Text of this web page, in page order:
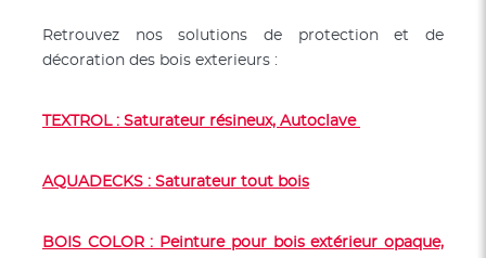
Retrouvez nos solutions de protection et de
décoration des bois exterieurs :
TEXTROL : Saturateur résineux, Autoclave
AQUADECKS : Saturateur tout bois
BOIS COLOR : Peinture pour bois extérieur opaque,